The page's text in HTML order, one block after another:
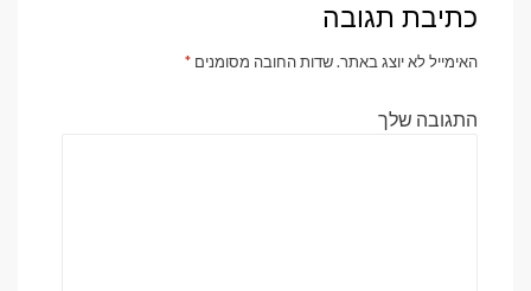
כתיבת תגובה
האימייל לא יוצג באתר.שדות החובה מסומנים *
התגובה שלך